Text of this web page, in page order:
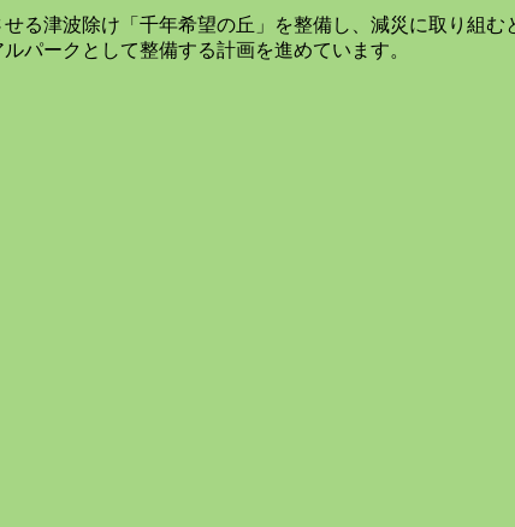
る津波除け「千年希望の丘」を整備し、減災に取り組
パークとして整備する計画を進めています。